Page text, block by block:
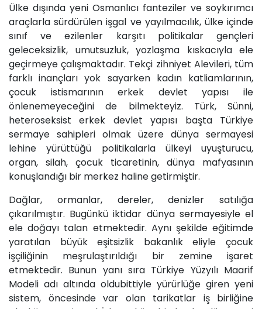
Ülke dışında yeni Osmanlıcı fanteziler ve soykırımcı
araçlarla sürdürülen işgal ve yayılmacılık, ülke içinde
sınıf ve ezilenler karşıtı politikalar gençleri
geleceksizlik, umutsuzluk, yozlaşma kıskacıyla ele
geçirmeye çalışmaktadır. Tekçi zihniyet Alevileri, tüm
farklı inançları yok sayarken kadın katliamlarının,
çocuk istismarının erkek devlet yapısı ile
önlenemeyeceğini de bilmekteyiz. Türk, Sünni,
heteroseksist erkek devlet yapısı başta Türkiye
sermaye sahipleri olmak üzere dünya sermayesi
lehine yürüttüğü politikalarla ülkeyi uyuşturucu,
organ, silah, çocuk ticaretinin, dünya mafyasının
konuşlandığı bir merkez haline getirmiştir.
Dağlar, ormanlar, dereler, denizler satılığa
çıkarılmıştır. Bugünkü iktidar dünya sermayesiyle el
ele doğayı talan etmektedir. Aynı şekilde eğitimde
yaratılan büyük eşitsizlik bakanlık eliyle çocuk
işçiliğinin meşrulaştırıldığı bir zemine işaret
etmektedir. Bunun yanı sıra Türkiye Yüzyılı Maarif
Modeli adı altında oldubittiyle yürürlüğe giren yeni
sistem, öncesinde var olan tarikatlar iş birliğine